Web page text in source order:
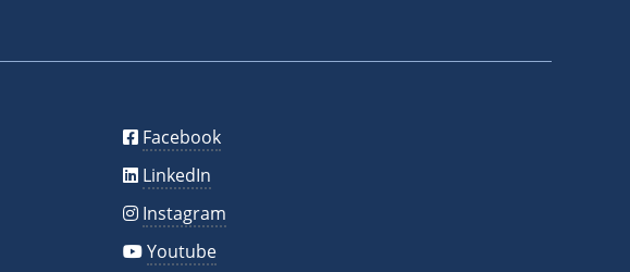
Facebook
LinkedIn
Instagram
Youtube